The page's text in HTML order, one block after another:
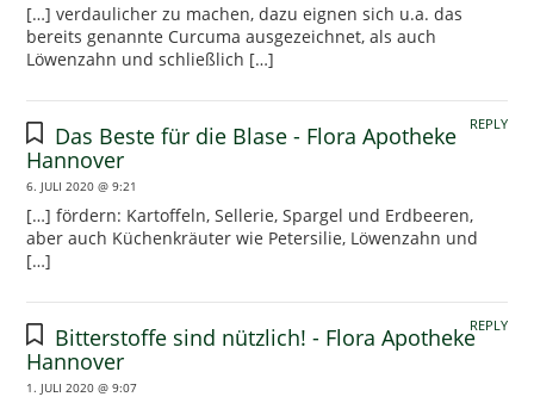
[…] verdaulicher zu machen, dazu eignen sich u.a. das
bereits genannte Curcuma ausgezeichnet, als auch
Löwenzahn und schließlich […]
Das Beste für die Blase - Flora Apotheke
Hannover
6. JULI 2020 @ 9:21
[…] fördern: Kartoffeln, Sellerie, Spargel und Erdbeeren,
aber auch Küchenkräuter wie Petersilie, Löwenzahn und
[…]
REPLY
Bitterstoffe sind nützlich! - Flora Apotheke
Hannover
1. JULI 2020 @ 9:07
REPLY